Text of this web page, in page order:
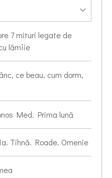
7 mituri legate de
lămîie
ce beau, cum dorm,
Med. Prima lună
Tihnă. Roade. Omenie